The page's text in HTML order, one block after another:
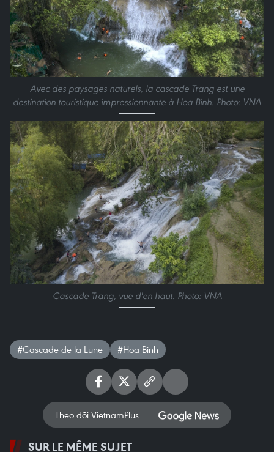
Avec des paysages naturels, la cascade Trang est une
destination touristique impressionnante à Hoa Binh. Photo: VNA
Cascade Trang, vue d'en haut. Photo: VNA
#Cascade de la Lune #Hoa Binh
Theo dõi VietnamPlus
SUR LE MÊME SUJET